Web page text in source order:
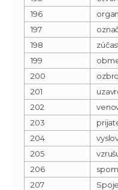
196
197
198
199
200
201
202
203
204
205
206
207